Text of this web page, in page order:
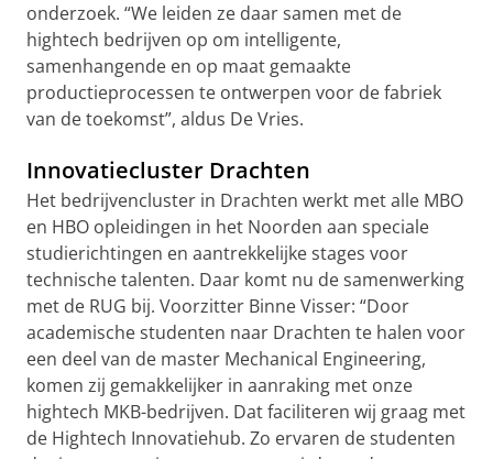
onderzoek. “We leiden ze daar samen met de
hightech bedrijven op om intelligente,
samenhangende en op maat gemaakte
productieprocessen te ontwerpen voor de fabriek
van de toekomst”, aldus De Vries.
Innovatiecluster Drachten
Het bedrijvencluster in Drachten werkt met alle MBO
en HBO opleidingen in het Noorden aan speciale
studierichtingen en aantrekkelijke stages voor
technische talenten. Daar komt nu de samenwerking
met de RUG bij. Voorzitter Binne Visser: “Door
academische studenten naar Drachten te halen voor
een deel van de master Mechanical Engineering,
komen zij gemakkelijker in aanraking met onze
hightech MKB-bedrijven. Dat faciliteren wij graag met
de Hightech Innovatiehub. Zo ervaren de studenten